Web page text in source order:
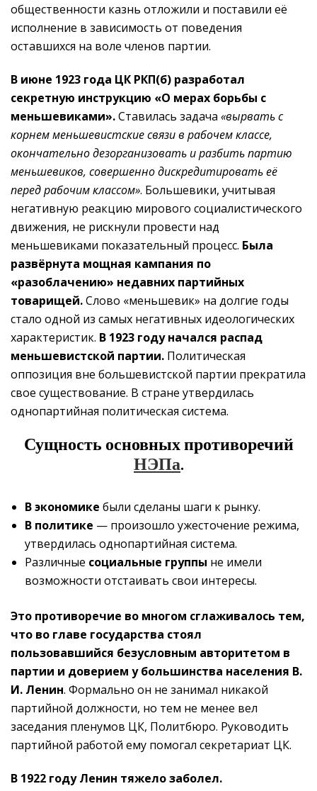
общественности казнь отложили и поставили её
исполнение в зависимость от поведения
оставшихся на воле членов партии.
В июне 1923 года ЦК РКП(б) разработал
секретную инструкцию «О мерах борьбы с
меньшевиками».Ставилась задача «вырвать с
корнем меньшевистские связи в рабочем классе,
окончательно дезорганизовать и разбить партию
меньшевиков, совершенно дискредитировать её
перед рабочим классом». Большевики, учитывая
негативную реакцию мирового социалистического
движения, не рискнули провести над
меньшевиками показательный процесс. Была
развёрнута мощная кампания по
«разоблачению» недавних партийных
товарищей.Слово «меньшевик» на долгие годы
стало одной из самых негативных идеологических
характеристик. В 1923 году начался распад
меньшевистской партии. Политическая
оппозиция вне большевистской партии прекратила
свое существование. В стране утвердилась
однопартийная политическая система.
Сущность основных противоречий
НЭПа.
В экономике были сделаны шаги к рынку.
В политике — произошло ужесточение режима,
утвердилась однопартийная система.
Различные социальные группы не имели
возможности отстаивать свои интересы.
Это противоречие во многом сглаживалось тем,
что во главе государства стоял
пользовавшийся безусловным авторитетом в
партии и доверием у большинства населения B.
И. Ленин. Формально он не занимал никакой
партийной должности, но тем не менее вел
заседания пленумов ЦК, Политбюро. Руководить
партийной работой ему помогал секретариат ЦК.
В 1922 году Ленин тяжело заболел.